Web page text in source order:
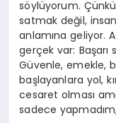
söylüyorum.
satmak değil,
anlamına geliyor.
gerçek var:
Güvenle, emekle,
başlayanlara yol,
cesaret olması
sadece